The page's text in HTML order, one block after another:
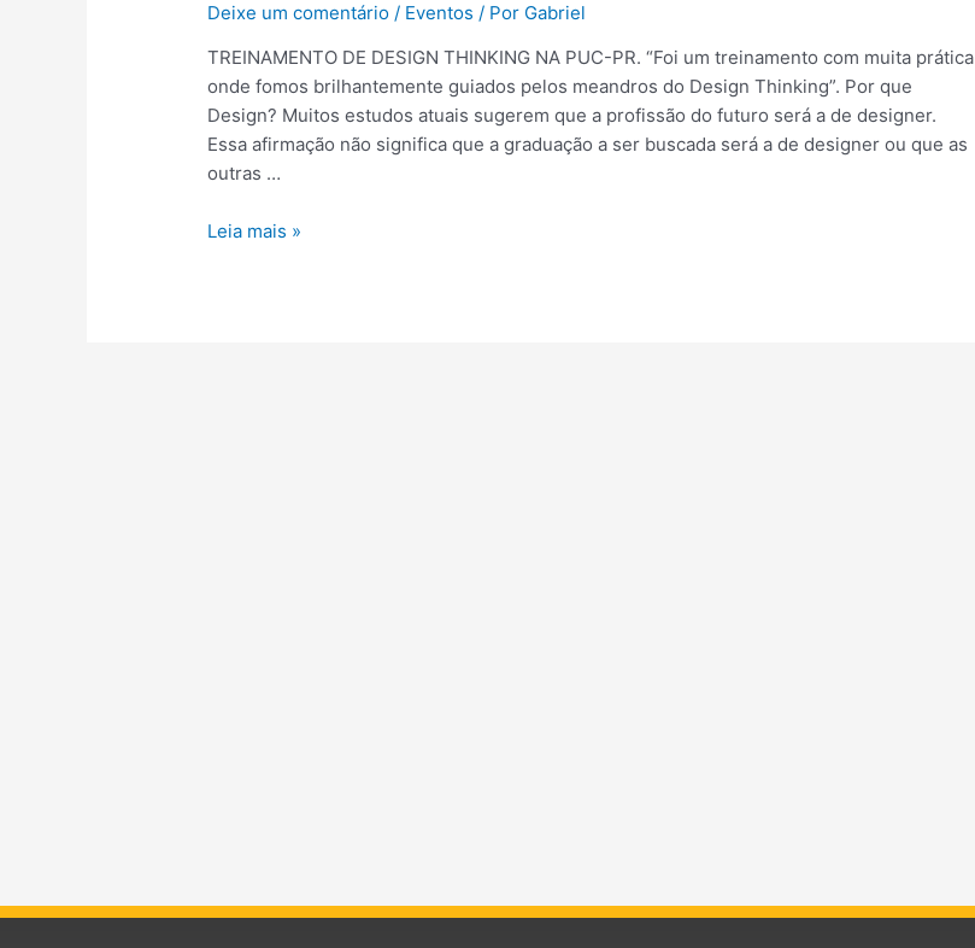
Deixe um comentário / Eventos / Por Gabriel
TREINAMENTO DE DESIGN THINKING NA PUC-PR. “Foi um treinamento com muita prática
onde fomos brilhantemente guiados pelos meandros do Design Thinking”. Por que
Design? Muitos estudos atuais sugerem que a profissão do futuro será a de designer.
Essa afirmação não significa que a graduação a ser buscada será a de designer ou que as
outras …
Leia mais »